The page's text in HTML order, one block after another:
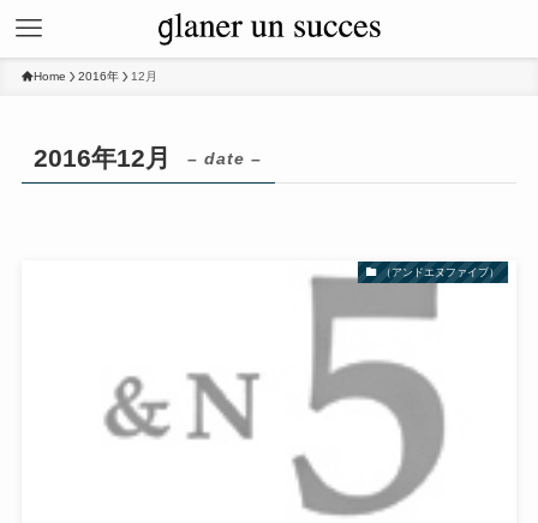
Home 2016年 12月
2016年12月 – date –
（アンドエヌファイブ）